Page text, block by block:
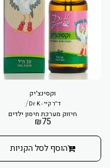
וקסינצ'יק
ד''ר קיי - Dr K /
חיזוק מערכת חיסון ילדים
₪75
הוסף לסל הקניות